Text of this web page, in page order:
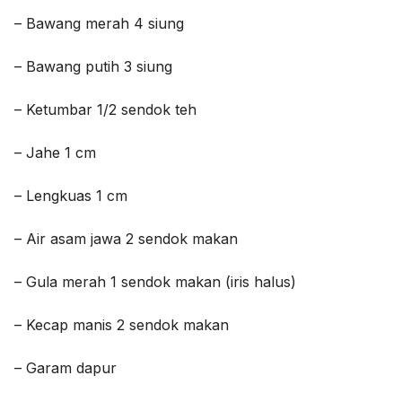
– Bawang merah 4 siung
– Bawang putih 3 siung
– Ketumbar 1/2 sendok teh
– Jahe 1 cm
– Lengkuas 1 cm
– Air asam jawa 2 sendok makan
– Gula merah 1 sendok makan (iris halus)
– Kecap manis 2 sendok makan
– Garam dapur